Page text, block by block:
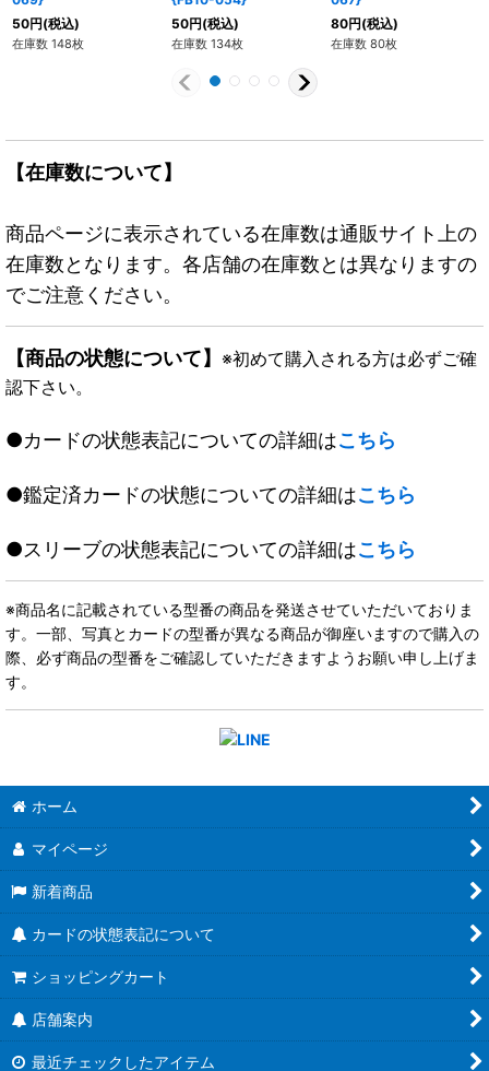
50円(税込)
在庫数 148枚
50円(税込)
在庫数 134枚
80円(税込)
在庫数 80枚
【在庫数について】
商品ページに表示されている在庫数は通販サイト上の
在庫数となります。各店舗の在庫数とは異なりますの
でご注意ください。
【商品の状態について】 ※初めて購入される方は必ずご確
認下さい。
●カードの状態表記についての詳細はこちら
●鑑定済カードの状態についての詳細はこちら
●スリーブの状態表記についての詳細はこちら
※商品名に記載されている型番の商品を発送させていただいておりま
す。一部、写真とカードの型番が異なる商品が御座いますので購入の
際、必ず商品の型番をご確認していただきますようお願い申し上げま
す。
ホーム
マイページ
新着商品
カードの状態表記について
ショッピングカート
店舗案内
最近チェックしたアイテム